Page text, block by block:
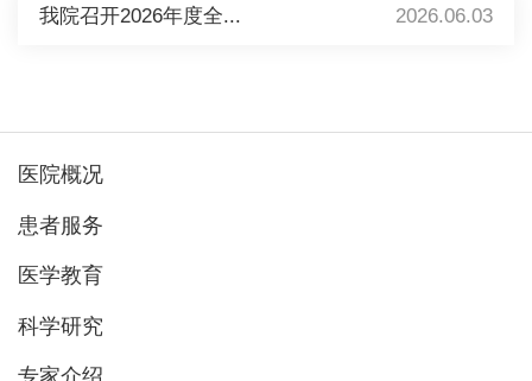
我院召开2026年度全... 2026.06.03
医院概况
患者服务
医学教育
科学研究